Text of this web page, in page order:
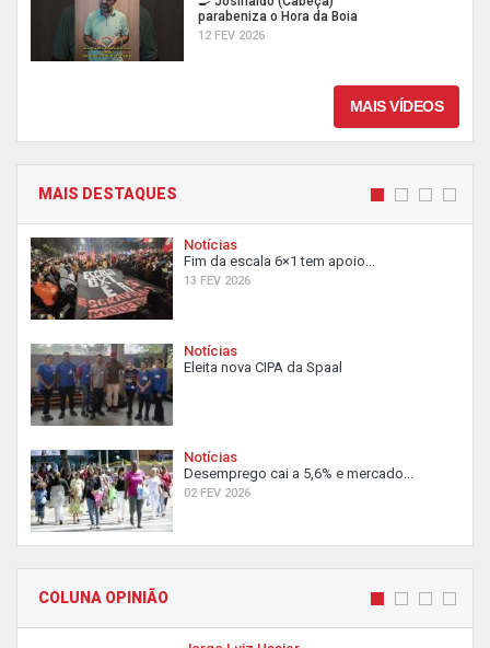
parabeniza o Hora da Boia
12 FEV 2026
MAIS VÍDEOS
MAIS DESTAQUES
Notícias
Fim da escala 6×1 tem apoio...
13 FEV 2026
Notícias
Eleita nova CIPA da Spaal
Notícias
Desemprego cai a 5,6% e mercado...
02 FEV 2026
COLUNA OPINIÃO